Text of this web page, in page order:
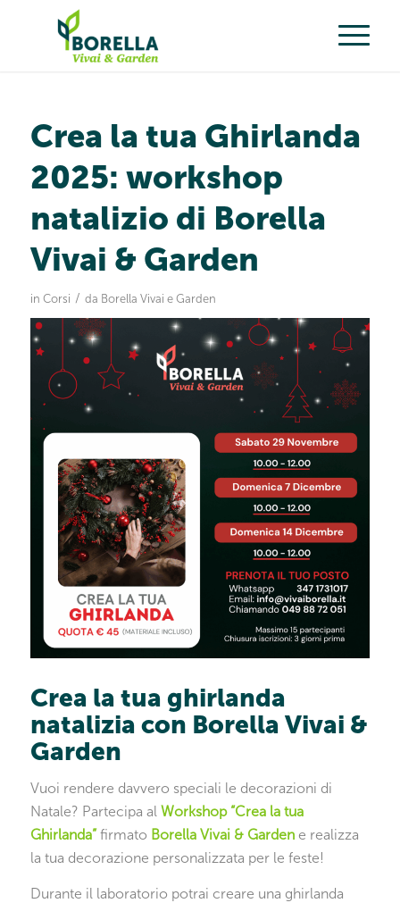
Crea la tua Ghirlanda
2025: workshop
natalizio di Borella
Vivai & Garden
in Corsi / da Borella Vivai e Garden
Crea la tua ghirlanda
natalizia con Borella Vivai &
Garden
Vuoi rendere davvero speciali le decorazioni di
Natale? Partecipa al Workshop “Crea la tua
Ghirlanda”firmato Borella Vivai & Gardene realizza
la tua decorazione personalizzata per le feste!
Durante il laboratorio potrai creare una ghirlanda